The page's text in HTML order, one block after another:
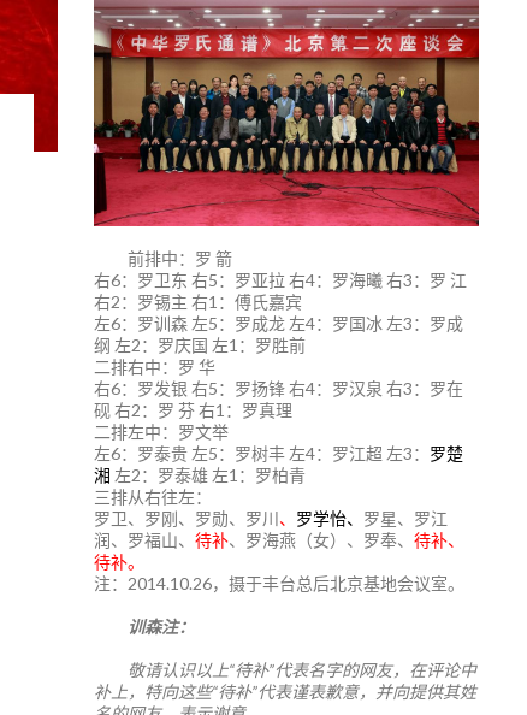
前排中：罗 箭
右6：罗卫东 右5：罗亚拉 右4：罗海曦 右3：罗 江
右2：罗锡主 右1：傅氏嘉宾
左6：罗训森 左5：罗成龙 左4：罗国冰 左3：罗成
纲 左2：罗庆国 左1：罗胜前
二排右中：罗 华
右6：罗发银 右5：罗扬锋 右4：罗汉泉 右3：罗在
砚 右2：罗 芬 右1：罗真理
二排左中：罗文举
左6：罗泰贵 左5：罗树丰 左4：罗江超 左3： 罗楚
湘 左2：罗泰雄 左1：罗柏青
三排从右往左：
罗卫、罗刚、罗勋、罗川、 罗学怡、 罗星、罗江
润、罗福山、 待补、罗海燕（女）、罗奉、 待补、
待补。
注：2014.10.26，摄于丰台总后北京基地会议室。
训森注：
敬请认识以上“待补”代表名字的网友，在评论中
补上，特向这些“待补”代表谨表歉意，并向提供其姓